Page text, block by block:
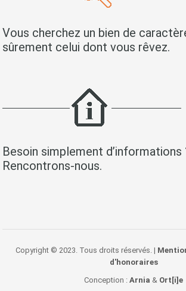
Vous cherchez un bien de
sûrement celui dont vous rêvez.
Besoin simplement d’informations
Rencontrons-nous.
Copyright © 2023. Tous droits réservés. |
d'honoraires
Conception : Arnia & Ort[i]e